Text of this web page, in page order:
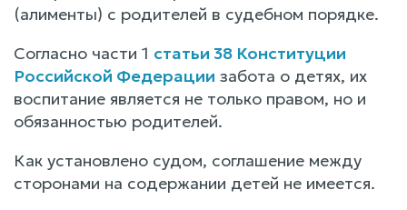
(алименты) с родителей в судебном порядке.
Согласно части 1 статьи 38 Конституции
Российской Федерации забота о детях, их
воспитание является не только правом, но и
обязанностью родителей.
Как установлено судом, соглашение между
сторонами на содержании детей не имеется.